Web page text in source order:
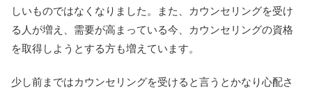
しいものではなくなりました。また、カウンセリングを受け
る人が増え、需要が高まっている今、カウンセリングの資格
を取得しようとする方も増えています。
少し前まではカウンセリングを受けると言うとかなり心配さ